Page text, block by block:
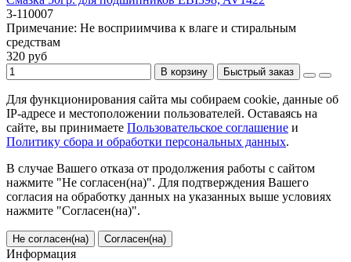
3-110007
Примечание: Не восприимчива к влаге и стиральным
средствам
320 руб
В корзину Быстрый заказ
Для функционирования сайта мы собираем cookie, данные об
IP-адресе и местоположении пользователей. Оставаясь на
сайте, вы принимаете Пользовательское соглашение и
Политику сбора и обработки персональных данных.
В случае Вашего отказа от продолжения работы с сайтом
нажмите "Не согласен(на)". Для подтверждения Вашего
согласия на обработку данных на указанных выше условиях
нажмите "Согласен(на)".
Не согласен(на) Согласен(на)
Информация